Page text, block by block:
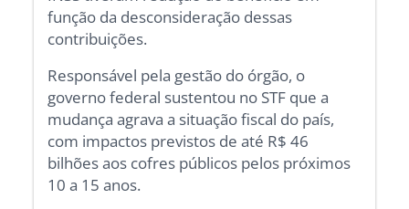
função da desconsideração dessas
contribuições.
Responsável pela gestão do órgão, o
governo federal sustentou no STF que a
mudança agrava a situação fiscal do país,
com impactos previstos de até R$ 46
bilhões aos cofres públicos pelos próximos
10 a 15 anos.